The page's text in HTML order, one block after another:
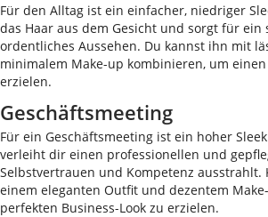
Für den Alltag ist ein einfacher, niedriger
das Haar aus dem Gesicht und sorgt für ein
ordentliches Aussehen. Du kannst ihn mit
minimalem Make-up kombinieren, um
erzielen.
Geschäftsmeeting
Für ein Geschäftsmeeting ist ein hoher
verleiht dir einen professionellen und
Selbstvertrauen und Kompetenz
einem eleganten Outfit und dezentem
perfekten Business-Look zu erzielen.